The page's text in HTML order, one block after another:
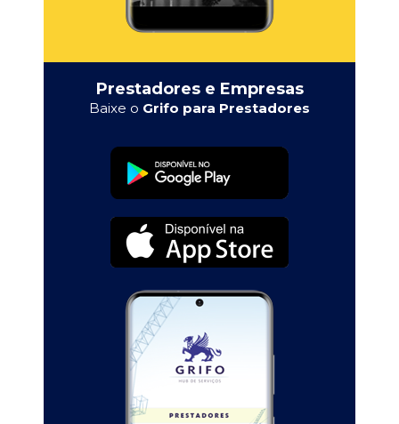
Prestadores e Empresas
Baixe o Grifo para Prestadores